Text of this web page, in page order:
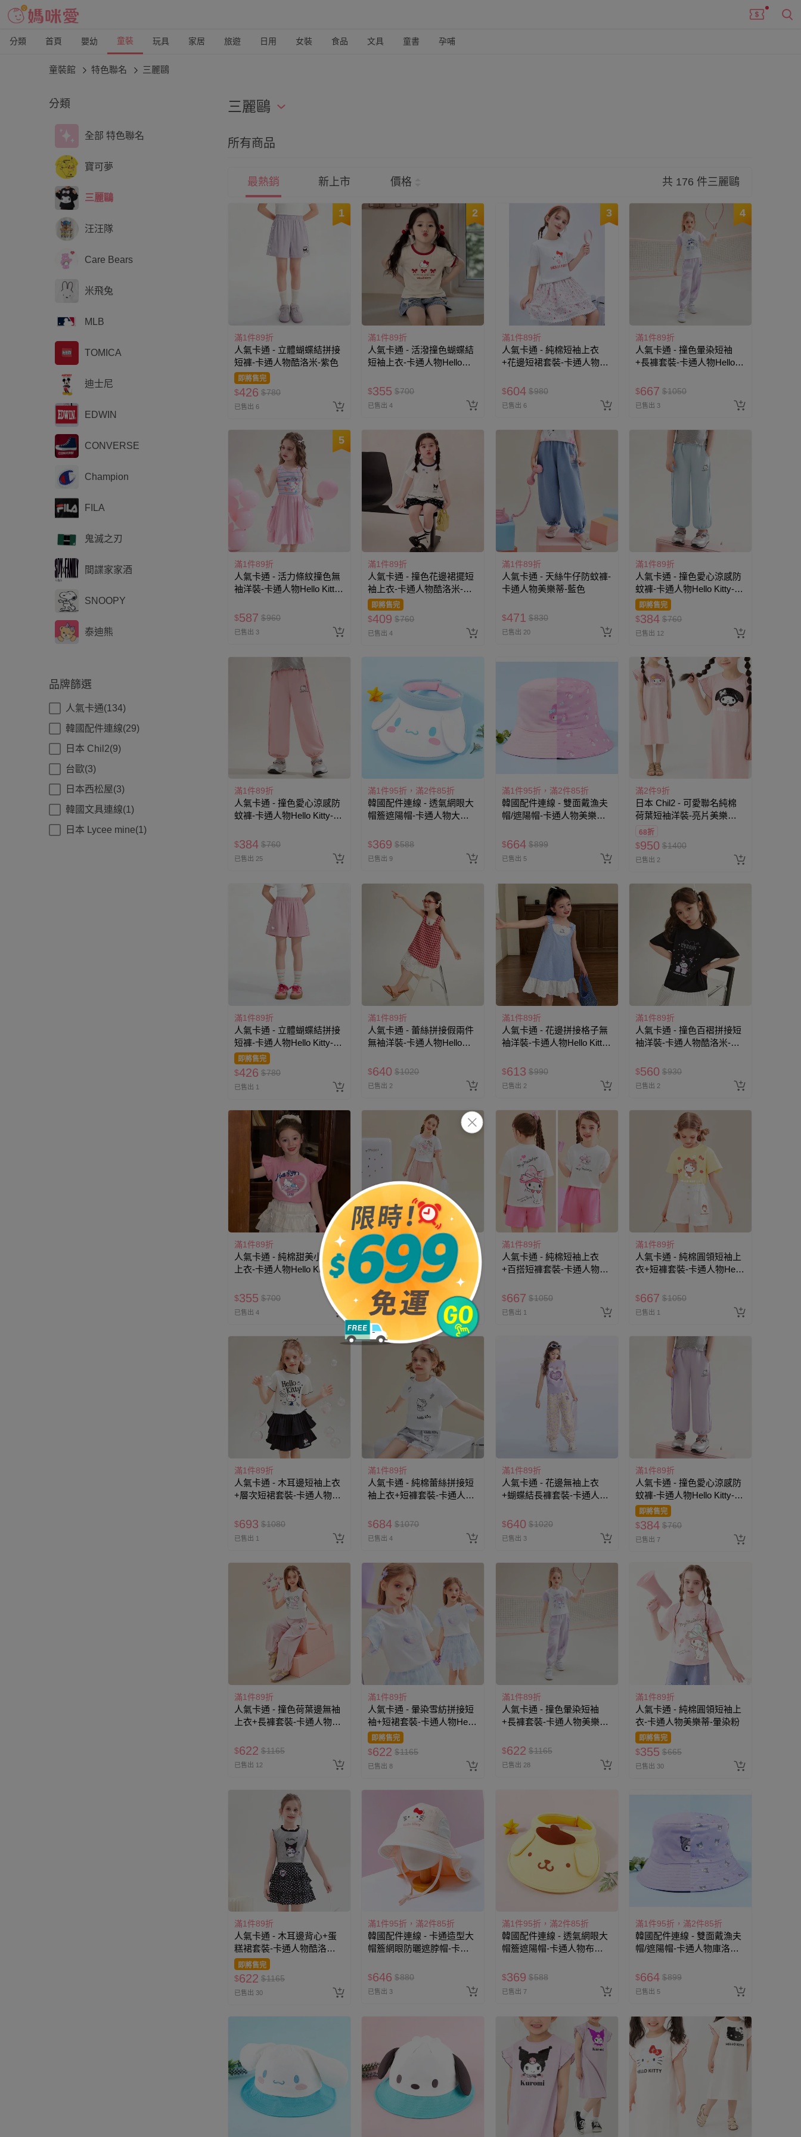
分類 首頁 嬰幼 童裝 玩具 家居 旅遊 日用 女裝 食品 文具 童書 孕哺
童裝館 特色聯名 三麗鷗
分類
全部 特色聯名
寶可夢
三麗鷗
汪汪隊
Care Bears
米飛兔
MLB
TOMICA
迪士尼
EDWIN
CONVERSE
Champion
FILA
鬼滅之刃
間諜家家酒
SNOOPY
泰迪熊
品牌篩選
人氣卡通(134)
韓國配件連線(29)
日本 Chil2(9)
台歐(3)
日本西松屋(3)
韓國文具連線(1)
日本 Lycee mine(1)
三麗鷗
最受歡迎的三麗鷗人氣角色，這裡通通有！女孩最愛的酷洛米、美樂蒂，還有可愛萌萌布丁狗，以及最經典甜美的Hello
Kitty，都能找到喜歡的角色童裝喔
所有商品
最熱銷 新上市 價格 共 176 件三麗鷗
1
滿1件89折
人氣卡通 - 立體蝴蝶結拼接
短褲-卡通人物酷洛米-紫色
即將售完
$426 $780
已售出 6
2
滿1件89折
人氣卡通 - 活潑撞色蝴蝶結
短袖上衣-卡通人物Hello
$355 $700
已售出 4
3
滿1件89折
人氣卡通 - 純棉短袖上衣
+花邊短裙套裝-卡通人物
$604 $980
已售出 6
4
滿1件89折
人氣卡通 - 撞色暈染短袖
+長褲套裝-卡通人物Hello
$667 $1050
已售出 3
5
滿1件89折
人氣卡通 - 活力條紋撞色無
袖洋裝-卡通人物Hello Kitty-
$587 $960
已售出 3
滿1件89折
人氣卡通 - 撞色花邊裙擺短
袖上衣-卡通人物酷洛米-白
色即將售完
$409 $760
已售出 4
滿1件89折
人氣卡通 - 天絲牛仔防蚊褲-
卡通人物美樂蒂-藍色
$471 $830
已售出 20
滿1件89折
人氣卡通 - 撞色愛心涼感防
蚊褲-卡通人物Hello Kitty-藍
色即將售完
$384 $760
已售出 12
滿1件89折
人氣卡通 - 撞色愛心涼感防
蚊褲-卡通人物Hello Kitty-粉
$384 $760
已售出 25
滿1件95折，滿2件85折
韓國配件連線 - 透氣網眼大
帽簷遮陽帽-卡通人物大耳
52~54cm)
$369 $588
已售出 9
滿1件95折，滿2件85折
韓國配件連線 - 雙面戴漁夫
帽/遮陽帽-卡通人物美樂蒂-
$664 $899
已售出 5
滿2件9折
日本 Chil2 - 可愛聯名純棉
荷葉短袖洋裝-亮片美樂蒂-
粉紅
68折
$950 $1400
已售出 2
滿1件89折
人氣卡通 - 立體蝴蝶結拼接
短褲-卡通人物Hello Kitty-粉
色即將售完
$426 $780
已售出 1
滿1件89折
人氣卡通 - 蕾絲拼接假兩件
無袖洋裝-卡通人物Hello
$640 $1020
已售出 2
滿1件89折
人氣卡通 - 花邊拼接格子無
袖洋裝-卡通人物Hello Kitty-
$613 $990
已售出 2
滿1件89折
人氣卡通 - 撞色百褶拼接短
袖洋裝-卡通人物酷洛米-黑
$560 $930
已售出 2
滿1件89折
人氣卡通 - 純棉甜美小飛袖
上衣-卡通人物Hello Kitty-粉
$355 $700
已售出 4
滿1件89折
人氣卡通 - 純棉短袖上衣
+工裝長褲套裝-卡通人物
Hello Kitty-粉色
$729 $ 1120
已售出 1
滿1件89折
人氣卡通 - 純棉短袖上衣
+百搭短褲套裝-卡通人物美
$667 $1050
已售出 1
滿1件89折
人氣卡通 - 純棉圓領短袖上
衣+短褲套裝-卡通人物Hello
$667 $1050
已售出 1
滿1件89折
人氣卡通 - 木耳邊短袖上衣
+層次短裙套裝-卡通人物
$693 $1080
已售出 1
滿1件89折
人氣卡通 - 純棉蕾絲拼接短
袖上衣+短褲套裝-卡通人物
$684 $1070
已售出 4
滿1件89折
人氣卡通 - 花邊無袖上衣
+蝴蝶結長褲套裝-卡通人物
$640 $1020
已售出 3
滿1件89折
人氣卡通 - 撞色愛心涼感防
蚊褲-卡通人物Hello Kitty-紫
色即將售完
$384 $760
已售出 7
滿1件89折
人氣卡通 - 撞色荷葉邊無袖
上衣+長褲套裝-卡通人物
$622 $1165
已售出 12
滿1件89折
人氣卡通 - 暈染雪紡拼接短
袖+短裙套裝-卡通人物Hello
Kitty-藍色
即將售完
$622 $1165
已售出 8
滿1件89折
人氣卡通 - 撞色暈染短袖
+長褲套裝-卡通人物美樂蒂-
$622 $1165
已售出 28
滿1件89折
人氣卡通 - 純棉圓領短袖上
衣-卡通人物美樂蒂-暈染粉
即將售完
$355 $665
已售出 30
滿1件89折
人氣卡通 - 木耳邊背心+蛋
糕裙套裝-卡通人物酷洛米-
灰色
即將售完
$622 $1165
已售出 30
滿1件95折，滿2件85折
韓國配件連線 - 卡通造型大
帽簷網眼防曬遮脖帽-卡通
52~54cm)
$646 $880
已售出 3
滿1件95折，滿2件85折
韓國配件連線 - 透氣網眼大
帽簷遮陽帽-卡通人物布丁
$369 $588
已售出 7
滿1件95折，滿2件85折
韓國配件連線 - 雙面戴漁夫
帽/遮陽帽-卡通人物庫洛米-
$664 $899
已售出 5